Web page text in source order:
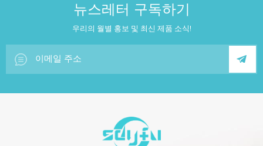
뉴스레터 구독하기
우리의 월별 홍보 및 최신 제품 소식!